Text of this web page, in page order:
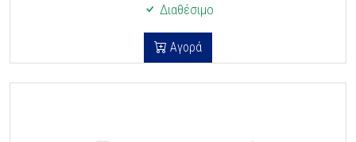
Διαθέσιμο
Αγορά